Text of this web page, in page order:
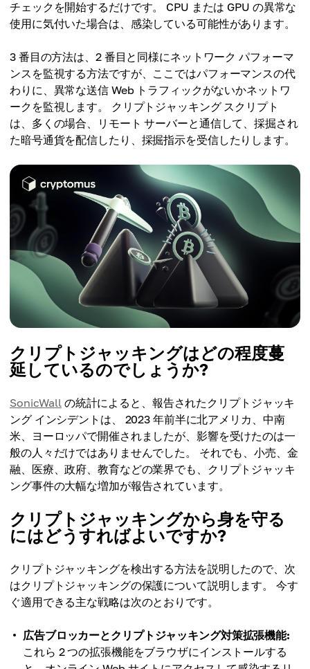
チェックを開始するだけです。 CPU または GPU の異常な
使用に気付いた場合は、感染している可能性があります。
3 番目の方法は、2 番目と同様にネットワーク パフォーマ
ンスを監視する方法ですが、ここではパフォーマンスの代
わりに、異常な送信 Web トラフィックがないかネットワ
ークを監視します。 クリプトジャッキング スクリプト
は、多くの場合、リモート サーバーと通信して、採掘され
た暗号通貨を配信したり、採掘指示を受信したりします。
クリプトジャッキングはどの程度蔓
延しているのでしょうか?
SonicWallの統計によると、報告されたクリプトジャッキ
ング インシデントは、 2023 年前半に北アメリカ、中南
米、ヨーロッパで開催されましたが、影響を受けたのは一
般の人々だけではありませんでした。 それでも、小売、金
融、医療、政府、教育などの業界でも、クリプトジャッキ
ング事件の大幅な増加が報告されています。
クリプトジャッキングから身を守る
にはどうすればよいですか?
クリプトジャッキングを検出する方法を説明したので、次
はクリプトジャッキングの保護について説明します。 今す
ぐ適用できる主な戦略は次のとおりです。
広告ブロッカーとクリプトジャッキング対策拡張機能:
これら 2 つの拡張機能をブラウザにインストールする